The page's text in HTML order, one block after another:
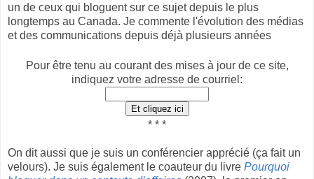
un de ceux qui bloguent sur ce sujet depuis le plus
longtemps au Canada. Je commente l'évolution des médias
et des communications depuis déjà plusieurs années
Pour être tenu au courant des mises à jour de ce site,
indiquez votre adresse de courriel:
* * *
On dit aussi que je suis un conférencier apprécié (ça fait un
velours). Je suis également le coauteur du livre Pourquoi